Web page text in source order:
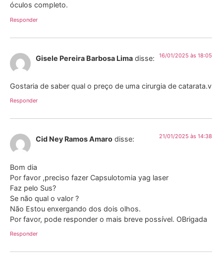
óculos completo.
Responder
Gisele Pereira Barbosa Lima disse: 16/01/2025 às 18:05
Gostaria de saber qual o preço de uma cirurgia de catarata.v
Responder
Cid Ney Ramos Amaro disse: 21/01/2025 às 14:38
Bom dia
Por favor ,preciso fazer Capsulotomia yag laser
Faz pelo Sus?
Se não qual o valor ?
Não Estou enxergando dos dois olhos.
Por favor, pode responder o mais breve possível. OBrigada
Responder